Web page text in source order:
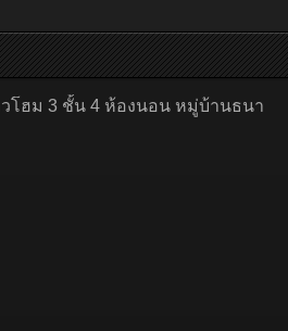
วโฮม 3 ชั้น 4 ห้องนอน หมู่บ้านธนา